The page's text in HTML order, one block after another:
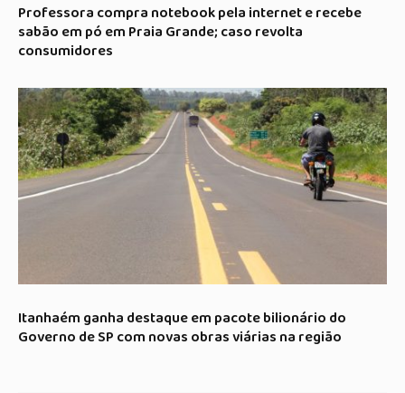
Professora compra notebook pela internet e recebe
sabão em pó em Praia Grande; caso revolta
consumidores
Itanhaém ganha destaque em pacote bilionário do
Governo de SP com novas obras viárias na região